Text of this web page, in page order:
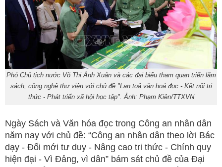
Phó Chủ tịch nước Võ Thị Ánh Xuân và các đại biểu tham quan triển lãm
sách, công nghệ thư viện với chủ đề "Lan toả văn hoá đọc - Kết nối tri
thức - Phát triển xã hội học tập". Ảnh: Phạm Kiên/TTXVN
Ngày Sách và Văn hóa đọc trong Công an nhân dân
năm nay với chủ đề: “Công an nhân dân theo lời Bác
dạy - Đổi mới tư duy - Nâng cao tri thức - Chính quy
hiện đại - Vì Đảng, vì dân” bám sát chủ đề của Đại